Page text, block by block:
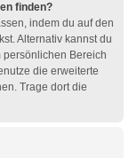
finden?
indem du auf den
Alternativ kannst du
persönlichen Bereich
die erweiterte
Trage dort die